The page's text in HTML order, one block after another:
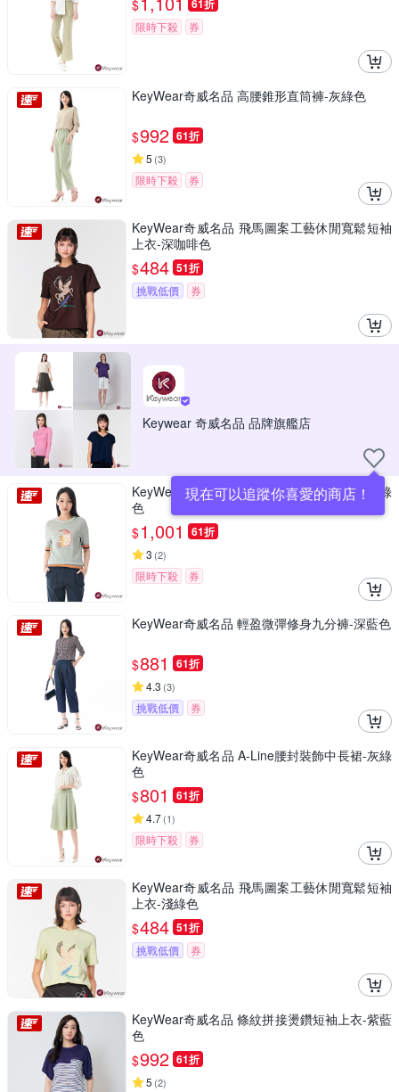
$ 61折
限時下殺 券
KeyWear奇威名品 高腰錐形直筒褲-灰綠色
$992 61折
5 (3)
限時下殺 券
KeyWear奇威名品 飛馬圖案工藝休閒寬鬆短袖
上衣-深咖啡色
$484 51折
挑戰低價 券
Keywear 奇威名品 品牌旗艦店
現在可以追蹤你喜愛的商店！
KeyWear奇威名品 抽象夢境圓領針織上衣-藍綠
色
$1,001 61折
3 (2)
限時下殺 券
KeyWear奇威名品 輕盈微彈修身九分褲-深藍色
$881 61折
4.3 (3)
挑戰低價 券
KeyWear奇威名品 A-Line腰封裝飾中長裙-灰綠
色
$801 61折
4.7(1)
限時下殺 券
KeyWear奇威名品 飛馬圖案工藝休閒寬鬆短袖
上衣-淺綠色
$484 51折
挑戰低價 券
KeyWear奇威名品 條紋拼接燙鑽短袖上衣-紫藍
色
$992 61折
5 (2)